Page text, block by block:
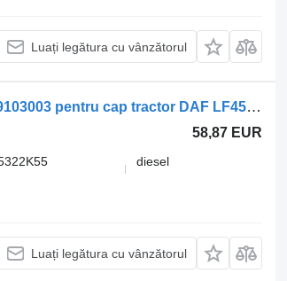
Luați legătura cu vânzătorul
Etrier frana DAF,KNORR-BREMSE CF85 (01.01-) MXC9103003 pentru cap tractor DAF LF45, LF55, LF180, CF65, CF75, CF85 (2001-)
58,87 EUR
diesel
Luați legătura cu vânzătorul